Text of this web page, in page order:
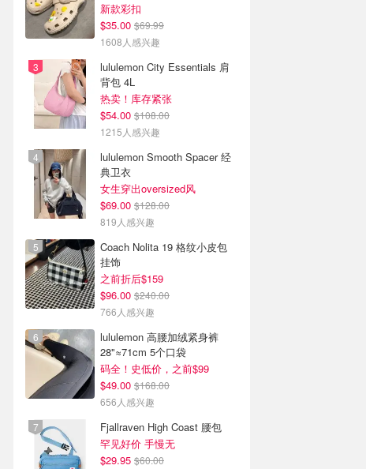
新款彩扣
$35.00 $69.99
1608人感兴趣
lululemon City Essentials 肩
背包 4L
热卖！库存紧张
$54.00 $108.00
1215人感兴趣
lululemon Smooth Spacer 经
典卫衣
女生穿出oversized风
$69.00 $128.00
819人感兴趣
Coach Nolita 19 格纹小皮包
挂饰
之前折后$159
$96.00 $240.00
766人感兴趣
lululemon 高腰加绒紧身裤
28"≈71cm 5个口袋
码全！史低价，之前$99
$49.00 $168.00
656人感兴趣
Fjallraven High Coast 腰包
罕见好价 手慢无
$29.95 $60.00